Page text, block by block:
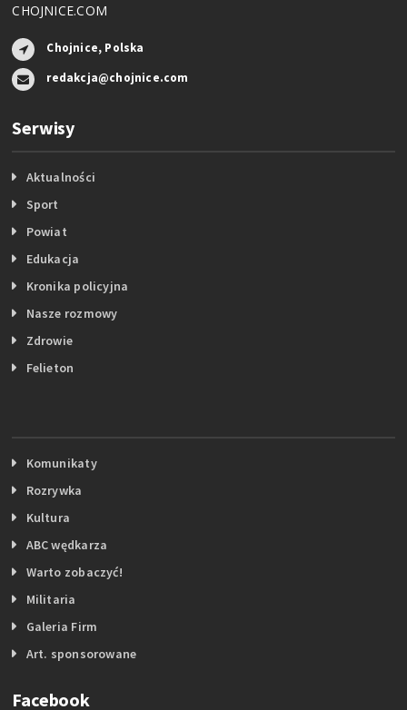
CHOJNICE.COM
Chojnice, Polska
redakcja@chojnice.com
Serwisy
Aktualności
Sport
Powiat
Edukacja
Kronika policyjna
Nasze rozmowy
Zdrowie
Felieton
Komunikaty
Rozrywka
Kultura
ABC wędkarza
Warto zobaczyć!
Militaria
Galeria Firm
Art. sponsorowane
Facebook